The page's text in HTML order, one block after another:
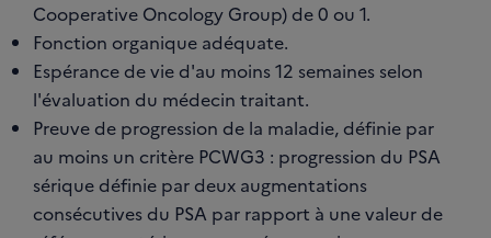
Cooperative Oncology Group) de 0 ou 1.
Fonction organique adéquate.
Espérance de vie d'au moins 12 semaines selon
l'évaluation du médecin traitant.
Preuve de progression de la maladie, définie par
au moins un critère PCWG3 : progression du PSA
sérique définie par deux augmentations
consécutives du PSA par rapport à une valeur de